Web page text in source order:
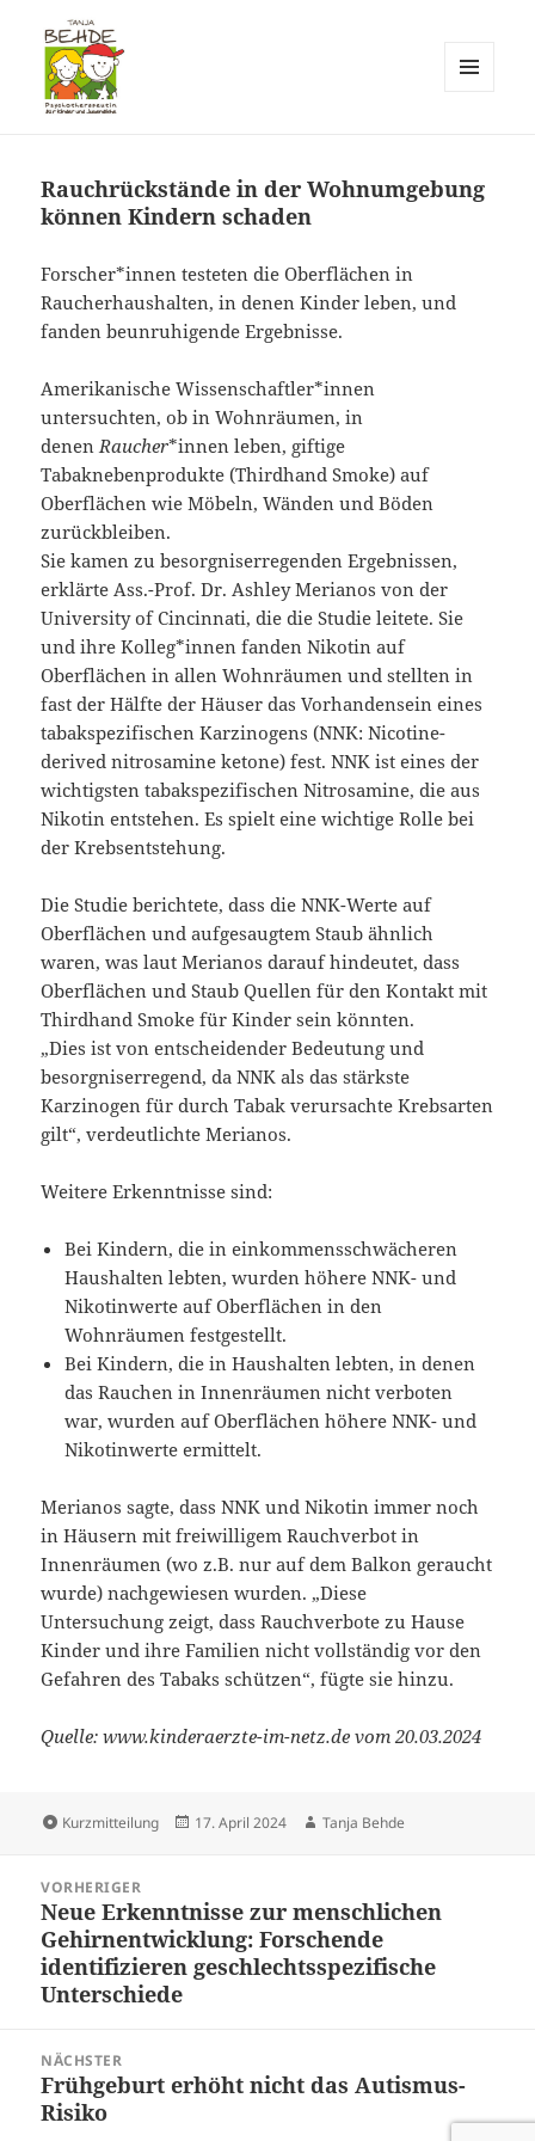
Rauchrückstände in der Wohnumgebung
können Kindern schaden
Forscher*innen testeten die Oberflächen in
Raucherhaushalten, in denen Kinder leben, und
fanden beunruhigende Ergebnisse.
Amerikanische Wissenschaftler*innen
untersuchten, ob in Wohnräumen, in
denenRaucher*innen leben, giftige
Tabaknebenprodukte (Thirdhand Smoke) auf
Oberflächen wie Möbeln, Wänden und Böden
zurückbleiben.
Sie kamen zu besorgniserregenden Ergebnissen,
erklärte Ass.-Prof. Dr. Ashley Merianos von der
University of Cincinnati, die die Studie leitete. Sie
und ihre Kolleg*innen fanden Nikotin auf
Oberflächen in allen Wohnräumen und stellten in
fast der Hälfte der Häuser das Vorhandensein eines
tabakspezifischen Karzinogens (NNK: Nicotine-
derived nitrosamine ketone) fest. NNK ist eines der
wichtigsten tabakspezifischen Nitrosamine, die aus
Nikotin entstehen. Es spielt eine wichtige Rolle bei
der Krebsentstehung.
Die Studie berichtete, dass die NNK-Werte auf
Oberflächen und aufgesaugtem Staub ähnlich
waren, was laut Merianos darauf hindeutet, dass
Oberflächen und Staub Quellen für den Kontakt mit
Thirdhand Smoke für Kinder sein könnten.
„Dies ist von entscheidender Bedeutung und
besorgniserregend, da NNK als das stärkste
Karzinogen für durch Tabak verursachte Krebsarten
gilt“, verdeutlichte Merianos.
Weitere Erkenntnisse sind:
Bei Kindern, die in einkommensschwächeren
Haushalten lebten, wurden höhere NNK- und
Nikotinwerte auf Oberflächen in den
Wohnräumen festgestellt.
Bei Kindern, die in Haushalten lebten, in denen
das Rauchen in Innenräumen nicht verboten
war, wurden auf Oberflächen höhere NNK- und
Nikotinwerte ermittelt.
Merianos sagte, dass NNK und Nikotin immer noch
in Häusern mit freiwilligem Rauchverbot in
Innenräumen (wo z.B. nur auf dem Balkon geraucht
wurde) nachgewiesen wurden. „Diese
Untersuchung zeigt, dass Rauchverbote zu Hause
Kinder und ihre Familien nicht vollständig vor den
Gefahren des Tabaks schützen“, fügte sie hinzu.
Quelle: www.kinderaerzte-im-netz.de vom 20.03.2024
Format
Kurzmitteilung
Veröffentlicht
17. April 2024 Autor
Tanja Behde
VORHERIGER
Vorheriger
Beitrag:
Neue Erkenntnisse zur menschlichen
Gehirnentwicklung: Forschende
identifizieren geschlechtsspezifische
Unterschiede
NÄCHSTER
Nächster
Beitrag:
Frühgeburt erhöht nicht das Autismus-
Risiko